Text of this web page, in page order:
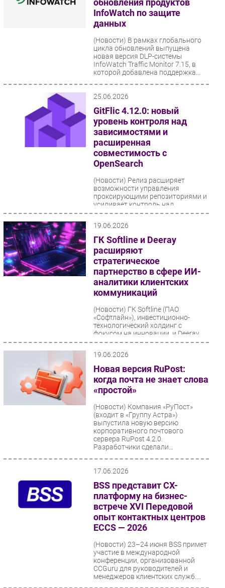
InfoWatch по защите
данных
(Новости) В рамках глобального
цикла обновлений выпущена
новая версия DLP-системы
InfoWatch Traffic Monitor 7.15, в
которой добавлена поддержка...
25.06.2026
GitFlic 4.12.0: новый
уровень контроля над
зависимостями и
расширенная
совместимость с
OpenSearch
(Новости) Релиз расширяет
возможности управления
проксирующими репозиториями и
усиливает контроль над
зависимостями, попадающими в
19.06.2026
ГК Softline и Deeray
расширяют
стратегическое
партнерство в сфере ИИ-
аналитики клиентских
коммуникаций
(Новости) ГК Softline (ПАО
«Софтлайн»), инвестиционно-
технологический холдинг с
фокусом на инновации, и Deeray,
один из ключевых российских...
19.06.2026
Новая версия RuPost:
когда почта не знает слова
«простой»
(Новости) Компания «РуПост»
(входит в «Группу Астра»)
выпустила новую версию
корпоративного почтового
сервера RuPost 4.2.0.
Разработчики сделали...
17.06.2026
BSS представит CX-
платформу на бизнес-
встрече XVI Передовой
опыт контактных центров
ECCS — 2026
(Новости) 23–24 июня BSS примет
участие в международной
конференции, организованной
CCGuru для руководителей и
менеджеров клиентских служб....